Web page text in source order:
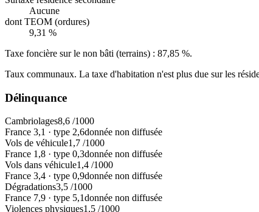
Aucune
dont TEOM (ordures)
9,31 %
Taxe foncière sur le non bâti (terrains) : 87,85 %.
Taux communaux. La taxe d'habitation n'est plus due sur les
Délinquance
Cambriolages8,6 /1000
France 3,1 · type 2,6donnée non diffusée
Vols de véhicule1,7 /1000
France 1,8 · type 0,3donnée non diffusée
Vols dans véhicule1,4 /1000
France 3,4 · type 0,9donnée non diffusée
Dégradations3,5 /1000
France 7,9 · type 5,1donnée non diffusée
Violences physiques1,5 /1000